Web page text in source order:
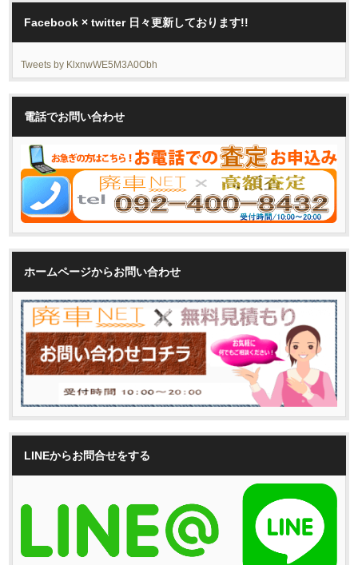
Facebook × twitter 日々更新しております!!
Tweets by KlxnwWE5M3A0Obh
電話でお問い合わせ
ホームページからお問い合わせ
LINEからお問合せをする